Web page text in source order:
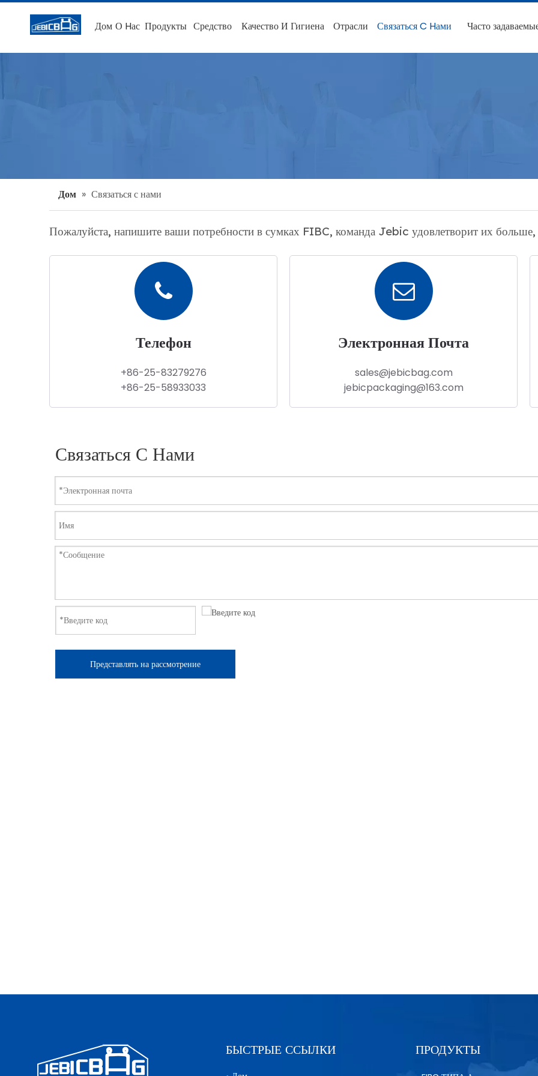
Дом О Hас Продукты Средство Качество И Гигиена Отрасли Связаться C Hами Часто
Дом » Связаться с нами
Пожалуйста, напишите ваши потребности в сумках FIBC, команда Jebic удовлетворит их
Телефон
+86-25-83279276
+86-25-58933033
Электронная Почта
sales@jebicbag.com
jebicpackaging@163.com
Связаться С Нами
Представлять на рассмотрение
БЫСТРЫЕ ССЫЛКИ ПРОДУКТЫ